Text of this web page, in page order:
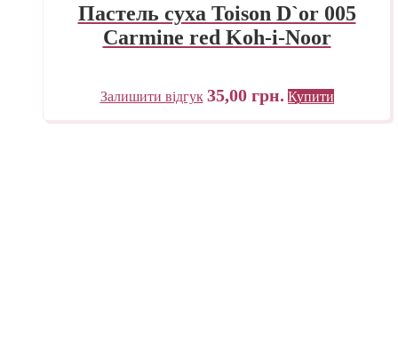
Пастель суха Toison D`or 005
Carmine red Koh-i-Noor
Залишити відгук 35,00 грн. Купити